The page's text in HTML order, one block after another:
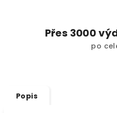
Přes 3000
po
Popis